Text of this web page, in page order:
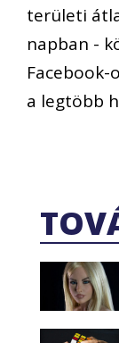
területi
napban -
a legtöbb